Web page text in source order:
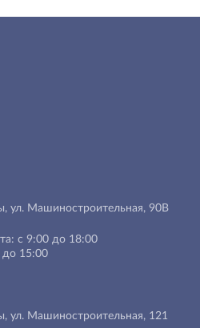
, ул. Машиностроительная, 90B
с 9:00 до 18:00
до 15:00
ул. Машиностроительная, 121